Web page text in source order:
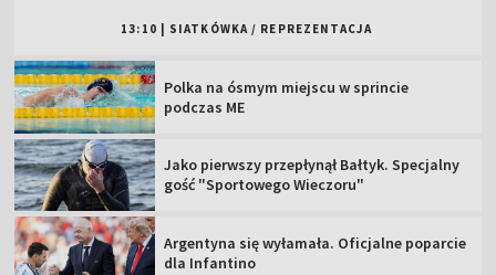
13:10 | SIATKÓWKA / REPREZENTACJA
Polka na ósmym miejscu w sprincie
podczas ME
Jako pierwszy przepłynął Bałtyk. Specjalny
gość "Sportowego Wieczoru"
Argentyna się wyłamała. Oficjalne poparcie
dla Infantino